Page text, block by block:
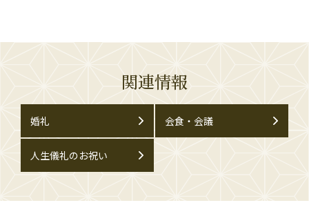
関連情報
婚礼 会食・会議
人生儀礼のお祝い